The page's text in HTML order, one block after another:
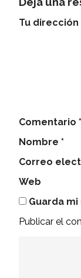
Tu
Comentario *
Nombre *
Correo
Web
Guarda